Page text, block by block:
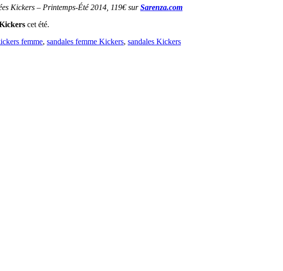
Kickers – Printemps-Été 2014, 119€ surSarenza.com
cet été.
femme, sandales femme Kickers, sandales Kickers